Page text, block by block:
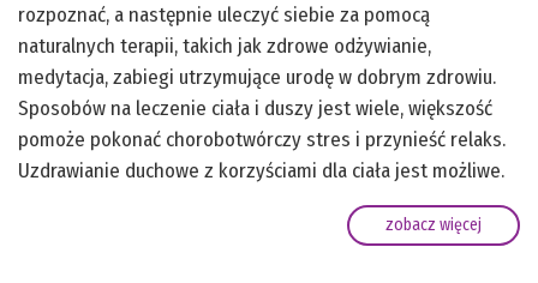
rozpoznać, a następnie uleczyć siebie za pomocą
naturalnych terapii, takich jak zdrowe odżywianie,
medytacja, zabiegi utrzymujące urodę w dobrym zdrowiu.
Sposobów na leczenie ciała i duszy jest wiele, większość
pomoże pokonać chorobotwórczy stres i przynieść relaks.
Uzdrawianie duchowe z korzyściami dla ciała jest możliwe.
zobacz więcej